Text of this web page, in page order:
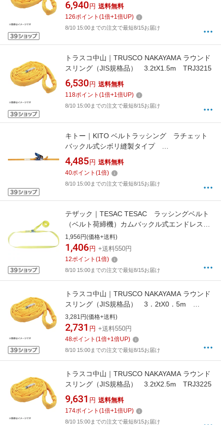
6,940 円 送料無料
126ポイント (1倍+1倍UP)
8/10 15:00までの注文で最短8/15お届け
トラスコ中山｜TRUSCO NAKAYAMA ラウンド
スリング（JIS規格品） 3.2tX1.5m TRJ3215
6,530 円 送料無料
118ポイント (1倍+1倍UP)
8/10 15:00までの注文で最短8/15お届け
キトー｜KITO ベルトラッシング ラチェット
バックル式シボリ縫製タイプ
BLL005ET010ET020
4,485 円 送料無料
40ポイント (1倍)
8/10 15:00までの注文で最短8/15お届け
テザック｜TESAC TESAC ラッシングベルト
（ベルト荷締機）カムバックル式エンドレスタ
イプ C03N040-000AY
1,956円(価格+送料)
1,406 円 +送料550円
12ポイント (1倍)
8/10 15:00までの注文で最短8/15お届け
トラスコ中山｜TRUSCO NAKAYAMA ラウンド
スリング（JIS規格品） 3．2tX0．5m
TRJ3205
3,281円(価格+送料)
2,731 円 +送料550円
48ポイント (1倍+1倍UP)
8/10 15:00までの注文で最短8/15お届け
トラスコ中山｜TRUSCO NAKAYAMA ラウンド
スリング（JIS規格品） 3.2tX2.5m TRJ3225
9,631 円 送料無料
174ポイント (1倍+1倍UP)
8/10 15:00までの注文で最短8/15お届け